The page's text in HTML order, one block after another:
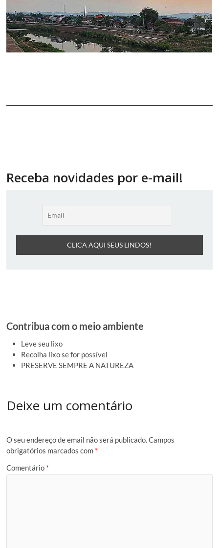
Receba novidades por e-mail!
Contribua com o meio ambiente
Leve seu lixo
Recolha lixo se for possível
PRESERVE SEMPRE A NATUREZA
Deixe um comentário
O seu endereço de email não será publicado. Campos
obrigatórios marcados com *
Comentário *